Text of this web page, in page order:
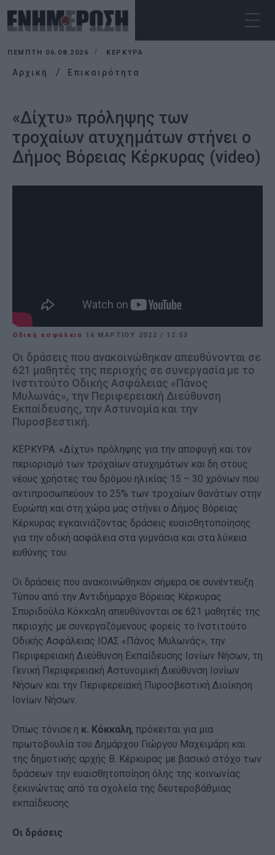
ΠΈΜΠΤΗ 06.08.2026 ΚΕΡΚΥΡΑ
Αρχική Επικαιρότητα
«Δίχτυ» πρόληψης των
τροχαίων ατυχημάτων στήνει ο
Δήμος Βόρειας Κέρκυρας (video)
Οδική ασφάλεια 16 ΜΑΡΤΊΟΥ 2022 / 12:53
Οι δράσεις που ανακοινώθηκαν απευθύνονται σε
621 μαθητές της περιοχής σε συνεργασία με το
Ινστιτούτο Οδικής Ασφάλειας «Πάνος
Μυλωνάς», την Περιφερειακή Διεύθυνση
Εκπαίδευσης, την Αστυνομία και την
Πυροσβεστική.
ΚΕΡΚΥΡΑ. «Δίχτυ» πρόληψης για την αποφυγή και τον
περιορισμό των τροχαίων ατυχημάτων και δη στους
νέους χρήστες του δρόμου ηλικίας 15 – 30 χρόνων που
αντιπροσωπεύουν το 25% των τροχαίων θανάτων στην
Ευρώπη και στη χώρα μας στήνει ο Δήμος Βόρειας
Κέρκυρας εγκαινιάζοντας δράσεις ευαισθητοποίησης
για την οδική ασφάλεια στα γυμνάσια και στα λύκεια
ευθύνης του.
Οι δράσεις που ανακοινώθηκαν σήμερα σε συνέντευξη
Τύπου από την Αντιδήμαρχο Βόρειας Κέρκυρας
Σπυριδούλα Κόκκαλη απευθύνονται σε 621 μαθητές της
περιοχής με συνεργαζόμενους φορείς το Ινστιτούτο
Οδικής Ασφάλειας ΙΟΑΣ «Πάνος Μυλωνάς», την
Περιφερειακή Διεύθυνση Εκπαίδευσης Ιονίων Νήσων, τη
Γενική Περιφερειακή Αστυνομική Διεύθυνση Ιονίων
Νήσων και την Περιφερειακή Πυροσβεστική Διοίκηση
Ιονίων Νήσων.
Όπως τόνισε η κ. Κόκκαλη, πρόκειται για μια
πρωτοβουλία του Δημάρχου Γιώργου Μαχειμάρη και
της δημοτικής αρχής Β. Κέρκυρας με βασικό στόχο των
δράσεων την ευαισθητοποίηση όλης της κοινωνίας
ξεκινώντας από τα σχολεία της δευτεροβάθμιας
εκπαίδευσης.
Οι δράσεις